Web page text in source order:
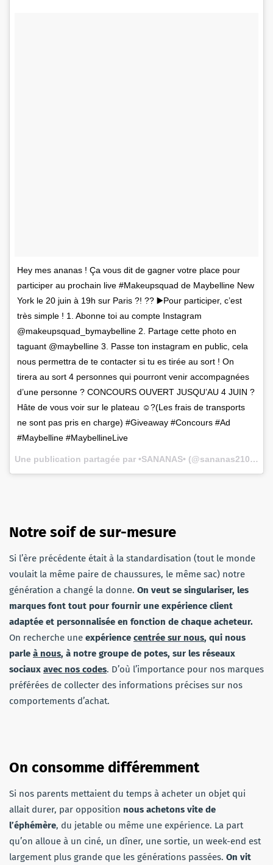
Hey mes ananas ! Ça vous dit de gagner votre place pour
participer au prochain live #Makeupsquad de Maybelline New
York le 20 juin à 19h sur Paris ?! ?? ▶️Pour participer, c’est
très simple ! 1. Abonne toi au compte Instagram
@makeupsquad_bymaybelline 2. Partage cette photo en
taguant @maybelline 3. Passe ton instagram en public, cela
nous permettra de te contacter si tu es tirée au sort ! On
tirera au sort 4 personnes qui pourront venir accompagnées
d’une personne ? CONCOURS OUVERT JUSQU’AU 4 JUIN ?
Hâte de vous voir sur le plateau ☺️?(Les frais de transports
ne sont pas pris en charge) #Giveaway #Concours #Ad
#Maybelline #MaybellineLive
Une publication partagée par •SANANAS• (@sananas2106) le
Notre soif de sur-mesure
Si l’ère précédente était à la standardisation (tout le monde
voulait la même paire de chaussures, le même sac) notre
génération a changé la donne. On veut se singulariser, les
marques font tout pour fournir une expérience client
adaptée et personnalisée en fonction de chaque acheteur.
On recherche une expérience centrée sur nous, qui nous
parle à nous, à notre groupe de potes, sur les réseaux
sociaux avec nos codes. D’où l’importance pour nos marques
préférées de collecter des informations précises sur nos
comportements d’achat.
On consomme différemment
Si nos parents mettaient du temps à acheter un objet qui
allait durer, par opposition nous achetons vite de
l’éphémère, du jetable ou même une expérience. La part
qu’on alloue à un ciné, un dîner, une sortie, un week-end est
largement plus grande que les générations passées. On vit